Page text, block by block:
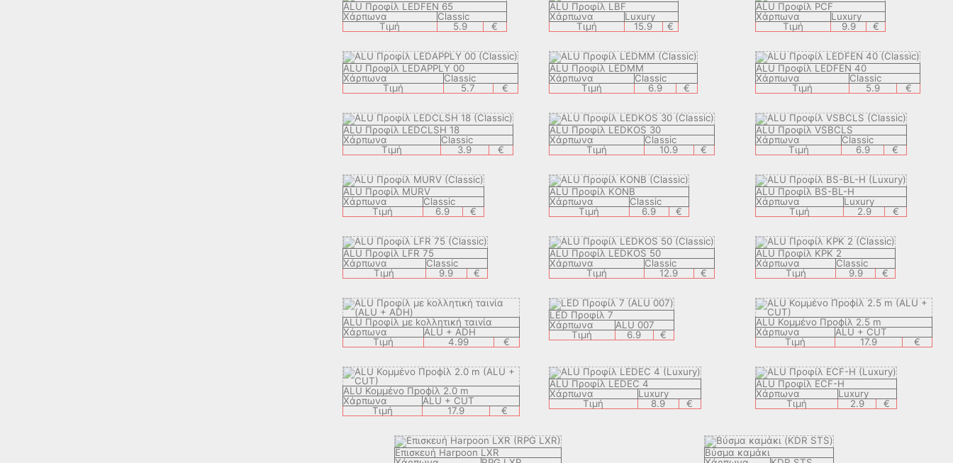
ALU Προφίλ LEDFEN 65
Χάρπωνα
Classic
Τιμή
5.9 €
ALU Προφίλ LBF
Χάρπωνα
Luxury
Τιμή
15.9 €
ALU Προφίλ PCF
Χάρπωνα
Luxury
Τιμή
9.9 €
ALU Προφίλ LEDAPPLY 00
Χάρπωνα
Classic
Τιμή
5.7 €
ALU Προφίλ LEDMM
Χάρπωνα
Classic
Τιμή
6.9 €
ALU Προφίλ LEDFEN 40
Χάρπωνα
Classic
Τιμή
5.9 €
ALU Προφίλ LEDCLSH 18
Χάρπωνα
Classic
Τιμή
3.9 €
ALU Προφίλ LEDKOS 30
Χάρπωνα
Classic
Τιμή
10.9 €
ALU Προφίλ VSBCLS
Χάρπωνα
Classic
Τιμή
6.9 €
ALU Προφίλ MURV
Χάρπωνα
Classic
Τιμή
6.9 €
ALU Προφίλ KONB
Χάρπωνα
Classic
Τιμή
6.9 €
ALU Προφίλ BS-BL-H
Χάρπωνα
Luxury
Τιμή
2.9 €
ALU Προφίλ LFR 75
Χάρπωνα
Classic
Τιμή
9.9 €
ALU Προφίλ LEDKOS 50
Χάρπωνα
Classic
Τιμή
12.9 €
ALU Προφίλ KPK 2
Χάρπωνα
Classic
Τιμή
9.9 €
ALU Προφίλ με kολλητική ταιvία
Χάρπωνα
ALU + ADH
Τιμή
4.99 €
LED Προφίλ 7
Χάρπωνα
ALU 007
Τιμή
6.9 €
ALU Koμμένο Профίλ 2.5 m
Χάρπωνα
ALU + CUT
Τιμή
17.9 €
ALU Koμμένο Профίλ 2.0 m
Χάρπωνα
ALU + CUT
Τιμή
17.9 €
ALU Προφίλ LEDEC 4
Χάρπωνα
Luxury
Τιμή
8.9 €
ALU Προφίλ ECF-H
Χάρπωνα
Luxury
Τιμή
2.9 €
Eπισкευή Harpoon LXR
Βύσμα καμάκι